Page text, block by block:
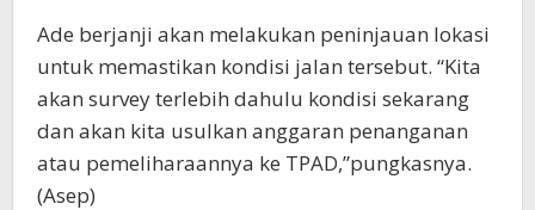
Ade berjanji akan melakukan peninjauan lokasi
untuk memastikan kondisi jalan tersebut. “Kita
akan survey terlebih dahulu kondisi sekarang
dan akan kita usulkan anggaran penanganan
atau pemeliharaannya ke TPAD,”pungkasnya.
(Asep)